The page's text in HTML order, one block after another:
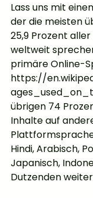
Lass uns mit
der die meisten
25,9 Prozent
weltweit
primäre Online-
https://
übrigen 74
Inhalte auf
Hindi, Arabisch,
Japanisch,
Dutzenden